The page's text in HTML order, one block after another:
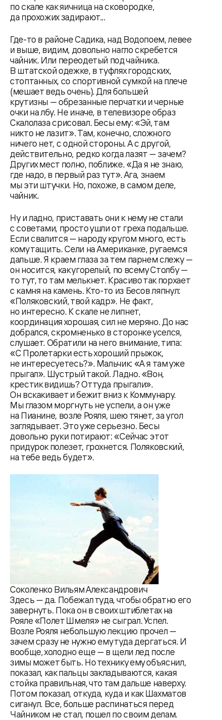
по скале как яичница на сковородке,
да прохожих задирают...
Где-то в районе Садика, над Водопоем, левее
и выше, видим, довольно нагло скребется
чайник. Или переодетый под чайника.
В штатской одежке, в туфлях городских,
стоптанных, со спортивной сумкой на плече
(мешает ведь очень). Для большей
крутизны — обрезанные перчатки и черные
очки на лбу. Не иначе, в телевизоре образ
Скалолаза срисовал. Бесы ему: «Эй, там
никто не лазит». Там, конечно, сложного
ничего нет, с одной стороны. А с другой,
действительно, редко когда лазят — зачем?
Других мест полно, поближе. «Да я не знаю,
где надо, в первый раз тут». Ага, знаем
мы эти штучки. Но, похоже, в самом деле,
чайник.
Ну и ладно, приставать они к нему не стали
с советами, просто ушли от греха подальше.
Если свалится — народу кругом много, есть
кому тащить. Сели на Американке, ругаемся
дальше. Я краем глаза за тем парнем слежу —
он носится, как угорелый, по всему Столбу —
то тут, то там мелькнет. Красиво так порхает
с камня на камень. Кто-то из Бесов ляпнул:
«Поляковский, твой кадр». Не факт,
но интересно. К скале не липнет,
координация хорошая, сил не меряно. До нас
добрался, скромненько в сторонке уселся,
слушает. Обратили на него внимание, типа:
«С Пролетарки есть хороший прыжок,
не интересуетесь?». Мальчик: «А я там уже
прыгал». Шустрый такой. Ладно. «Вон,
крестик видишь? Оттуда прыгали».
Он вскакивает и бежит вниз к Коммунару.
Мы глазом моргнуть не успели, а он уже
на Пианине, возле Рояля, шею тянет, за угол
заглядывает. Это уже серьезно. Бесы
довольно руки потирают: «Сейчас этот
придурок полезет, грохнется. Поляковский,
на тебе ведь будет».
Соколенко Вильям Александрович
Здесь — да. Побежал туда, чтобы обратно его
завернуть. Пока он в своих штиблетах на
Рояле «Полет Шмеля» не сыграл. Успел.
Возле Рояля небольшую лекцию прочел —
зачем сразу не нужно ему туда дергаться. И
вообще, холодно еще — в щели лед после
зимы может быть. Но технику ему объяснил,
показал, как пальцы закладываются, какая
стойка правильная, что там дальше наверху.
Потом показал, откуда, куда и как Шахматов
сиганул. Все, больше распинаться перед
Чайником не стал, пошел по своим делам.